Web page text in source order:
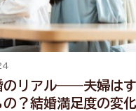
のリアル――夫婦はす
の？結婚満足度の変化